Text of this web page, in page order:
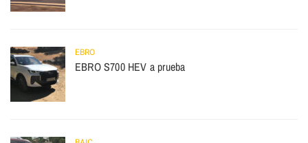
EBRO
EBRO S700 HEV a prueba